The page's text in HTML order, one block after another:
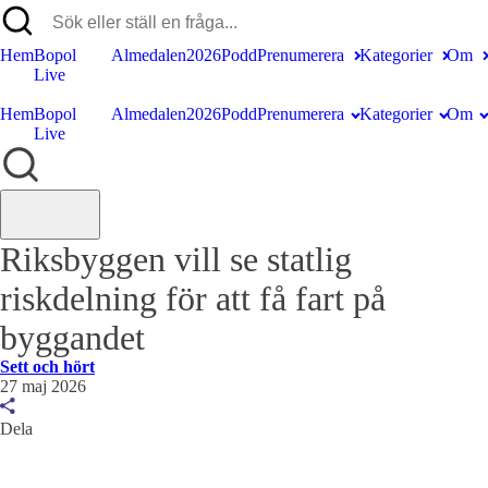
HemBopol
Live
Almedalen2026PoddPrenumerera Kategorier Om
HemBopol
Live
Almedalen2026PoddPrenumerera Kategorier Om
Riksbyggen vill se statlig
riskdelning för att få fart på
byggandet
Sett och hört
27 maj 2026
Dela